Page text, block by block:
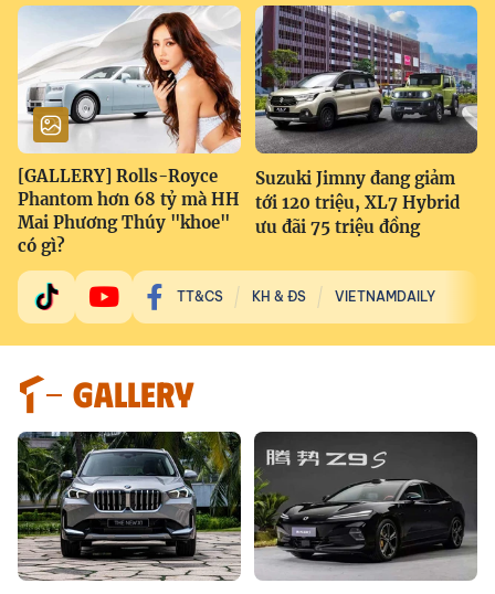
[GALLERY] Rolls-Royce
Phantom hơn 68 tỷ mà HH
Mai Phương Thúy "khoe"
có gì?
Suzuki Jimny đang giảm
tới 120 triệu, XL7 Hybrid
ưu đãi 75 triệu đồng
TT&CS KH & ĐS VIETNAMDAILY
GALLERY